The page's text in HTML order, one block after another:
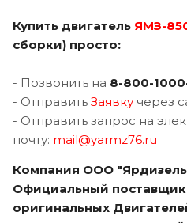
Купить двигатель ЯМЗ-
сборки) просто:
- Позвонить на 8-800-
- Отправить Заявку через
- Отправить запрос на
почту: mail@yarmz76.ru
Компания ООО
Официальный поставщик
оригинальных